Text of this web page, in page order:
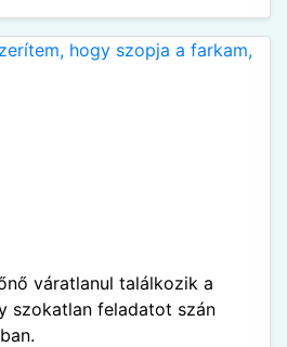
váratlanul találkozik a
szokatlan feladatot szán